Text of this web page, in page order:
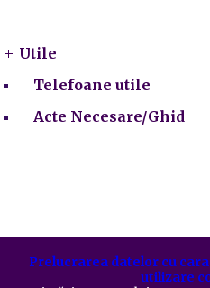
Utile
Telefoane utile
Acte Necesare/Ghid
Prelucrarea datelor cu
utilizare